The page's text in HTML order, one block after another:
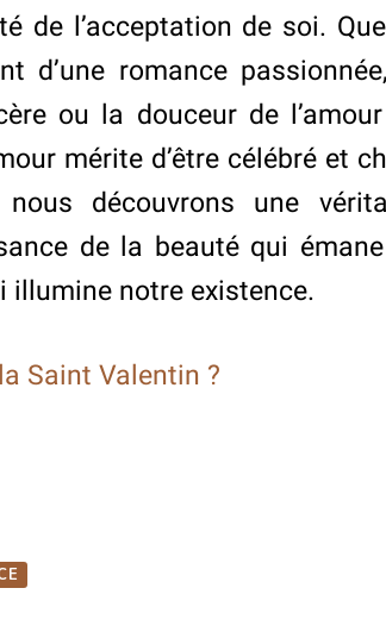
de l’acceptation de soi.
d’une romance
ou la douceur de
mérite d’être célébré et
découvrons une
de la beauté qui
illumine notre existence.
Saint Valentin ?